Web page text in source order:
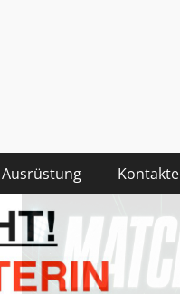
Ausrüstung Kontakte